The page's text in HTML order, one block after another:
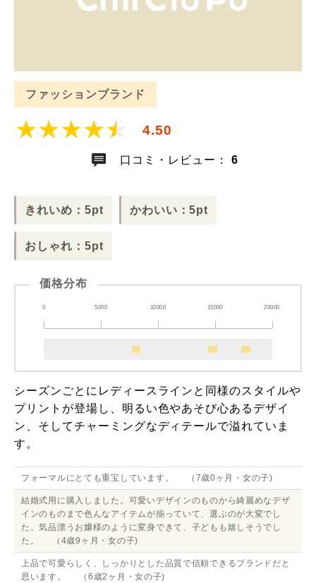
ファッションブランド
4.50
口コミ・レビュー： 6
きれいめ：5pt かわいい：5pt
おしゃれ：5pt
価格分布
0 5000 10000 15000 20000
シーズンごとにレディースラインと同様のスタイルや
プリントが登場し、明るい色やあそび心あるデザイ
ン、そしてチャーミングなディテールで溢れていま
す。
フォーマルにとても重宝しています。 （7歳0ヶ月・女の子)
結婚式用に購入しました。可愛いデザインのものから綺麗めなデザ
インのものまで色んなアイテムが揃っていて、選ぶのが大変でし
た。気品漂うお嬢様のように変身できて、子どもも嬉しそうでし
た。 （4歳9ヶ月・女の子)
上品で可愛らしく、しっかりとした品質で信頼できるブランドだと
思います。 （6歳2ヶ月・女の子)